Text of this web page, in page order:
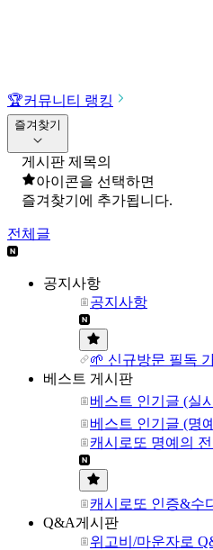
🏆커뮤니티 랭킹
즐겨찾기
게시판 제목의
아이콘을 선택하면
즐겨찾기에 추가됩니다.
전체글
공지사항
공지사항
🌱 신규방문 필독
베스트 게시판
베스트 인기글 (실
베스트 인기글 (명
캐시로또 명예의
캐시로또 인증&수
Q&A게시판
위고비/마운자로